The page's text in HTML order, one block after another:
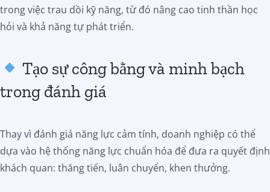
trong việc trau dồi kỹ năng, từ đó nâng cao tinh thần học
hỏi và khả năng tự phát triển.
Tạo sự công bằng và minh bạch
trong đánh giá
Thay vì đánh giá năng lực cảm tính, doanh nghiệp có thể
dựa vào hệ thống năng lực chuẩn hóa để đưa ra quyết định
khách quan: thăng tiến, luân chuyển, khen thưởng.